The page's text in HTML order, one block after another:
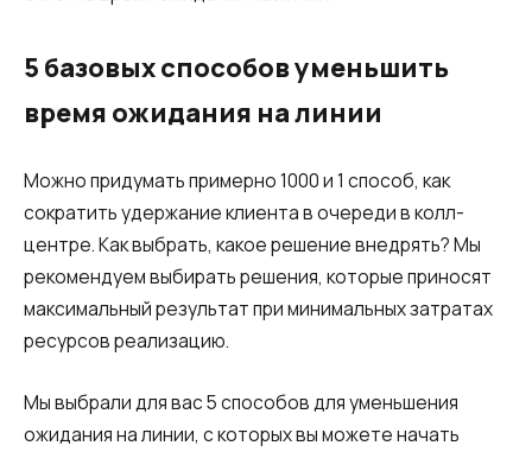
5 базовых способов уменьшить
время ожидания на линии
Можно придумать примерно 1000 и 1 способ, как
сократить удержание клиента в очереди в колл-
центре. Как выбрать, какое решение внедрять? Мы
рекомендуем выбирать решения, которые приносят
максимальный результат при минимальных затратах
ресурсов реализацию.
Мы выбрали для вас 5 способов для уменьшения
ожидания на линии, с которых вы можете начать